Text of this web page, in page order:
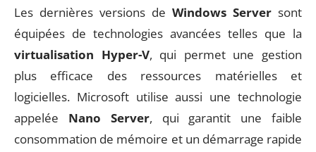
Les dernières versions de Windows Server sont
équipées de technologies avancées telles que la
virtualisation Hyper-V, qui permet une gestion
plus efficace des ressources matérielles et
logicielles. Microsoft utilise aussi une technologie
appelée Nano Server, qui garantit une faible
consommation de mémoire et un démarrage rapide